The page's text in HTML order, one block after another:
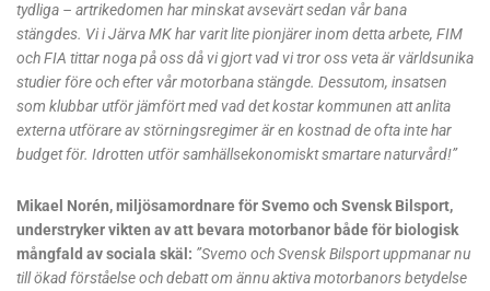
tydliga – artrikedomen har minskat avsevärt sedan vår bana
stängdes. Vi i Järva MK har varit lite pionjärer inom detta arbete, FIM
och FIA tittar noga på oss då vi gjort vad vi tror oss veta är världsunika
studier före och efter vår motorbana stängde. Dessutom, insatsen
som klubbar utför jämfört med vad det kostar kommunen att anlita
externa utförare av störningsregimer är en kostnad de ofta inte har
budget för. Idrotten utför samhällsekonomiskt smartare naturvård!”
Mikael Norén, miljösamordnare för Svemo och Svensk Bilsport,
understryker vikten av att bevara motorbanor både för biologisk
mångfald av sociala skäl: ”Svemo och Svensk Bilsport uppmanar nu
till ökad förståelse och debatt om ännu aktiva motorbanors betydelse